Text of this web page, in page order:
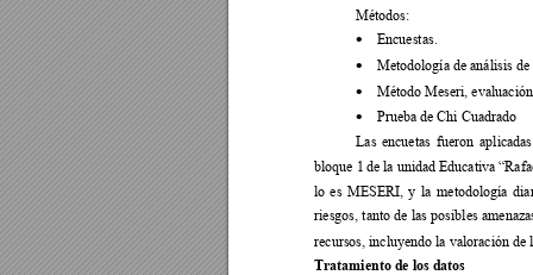
Métodos:
• Encuestas.
• Metodología de análisis
• Método Meseri,
•
Prueba de Chi Cuadrado
Las encuetas fueron aplic
bloque 1 de la unidad Educativa
lo es MESERI, y la metodología
riesgos, tanto de las posibles
recursos, incluyendo la valoración de
Tratamiento de los datos